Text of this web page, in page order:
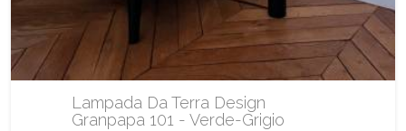
Lampada Da Terra Design
Granpapa 101 - Verde-Grigio